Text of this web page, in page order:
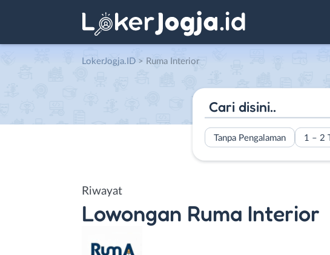
LokerJogja.ID > Ruma Interior
Tanpa Pengalaman 1 – 2
Riwayat
Lowongan Ruma Interior